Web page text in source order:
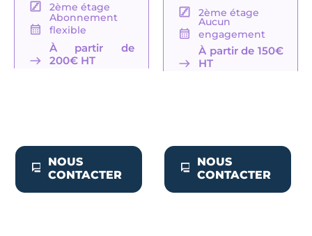
2ème étage
Abonnement
flexible
À partir de
200€ HT
NOUS
CONTACTER
2ème étage
Aucun
engagement
À partir de 150€
HT
NOUS
CONTACTER